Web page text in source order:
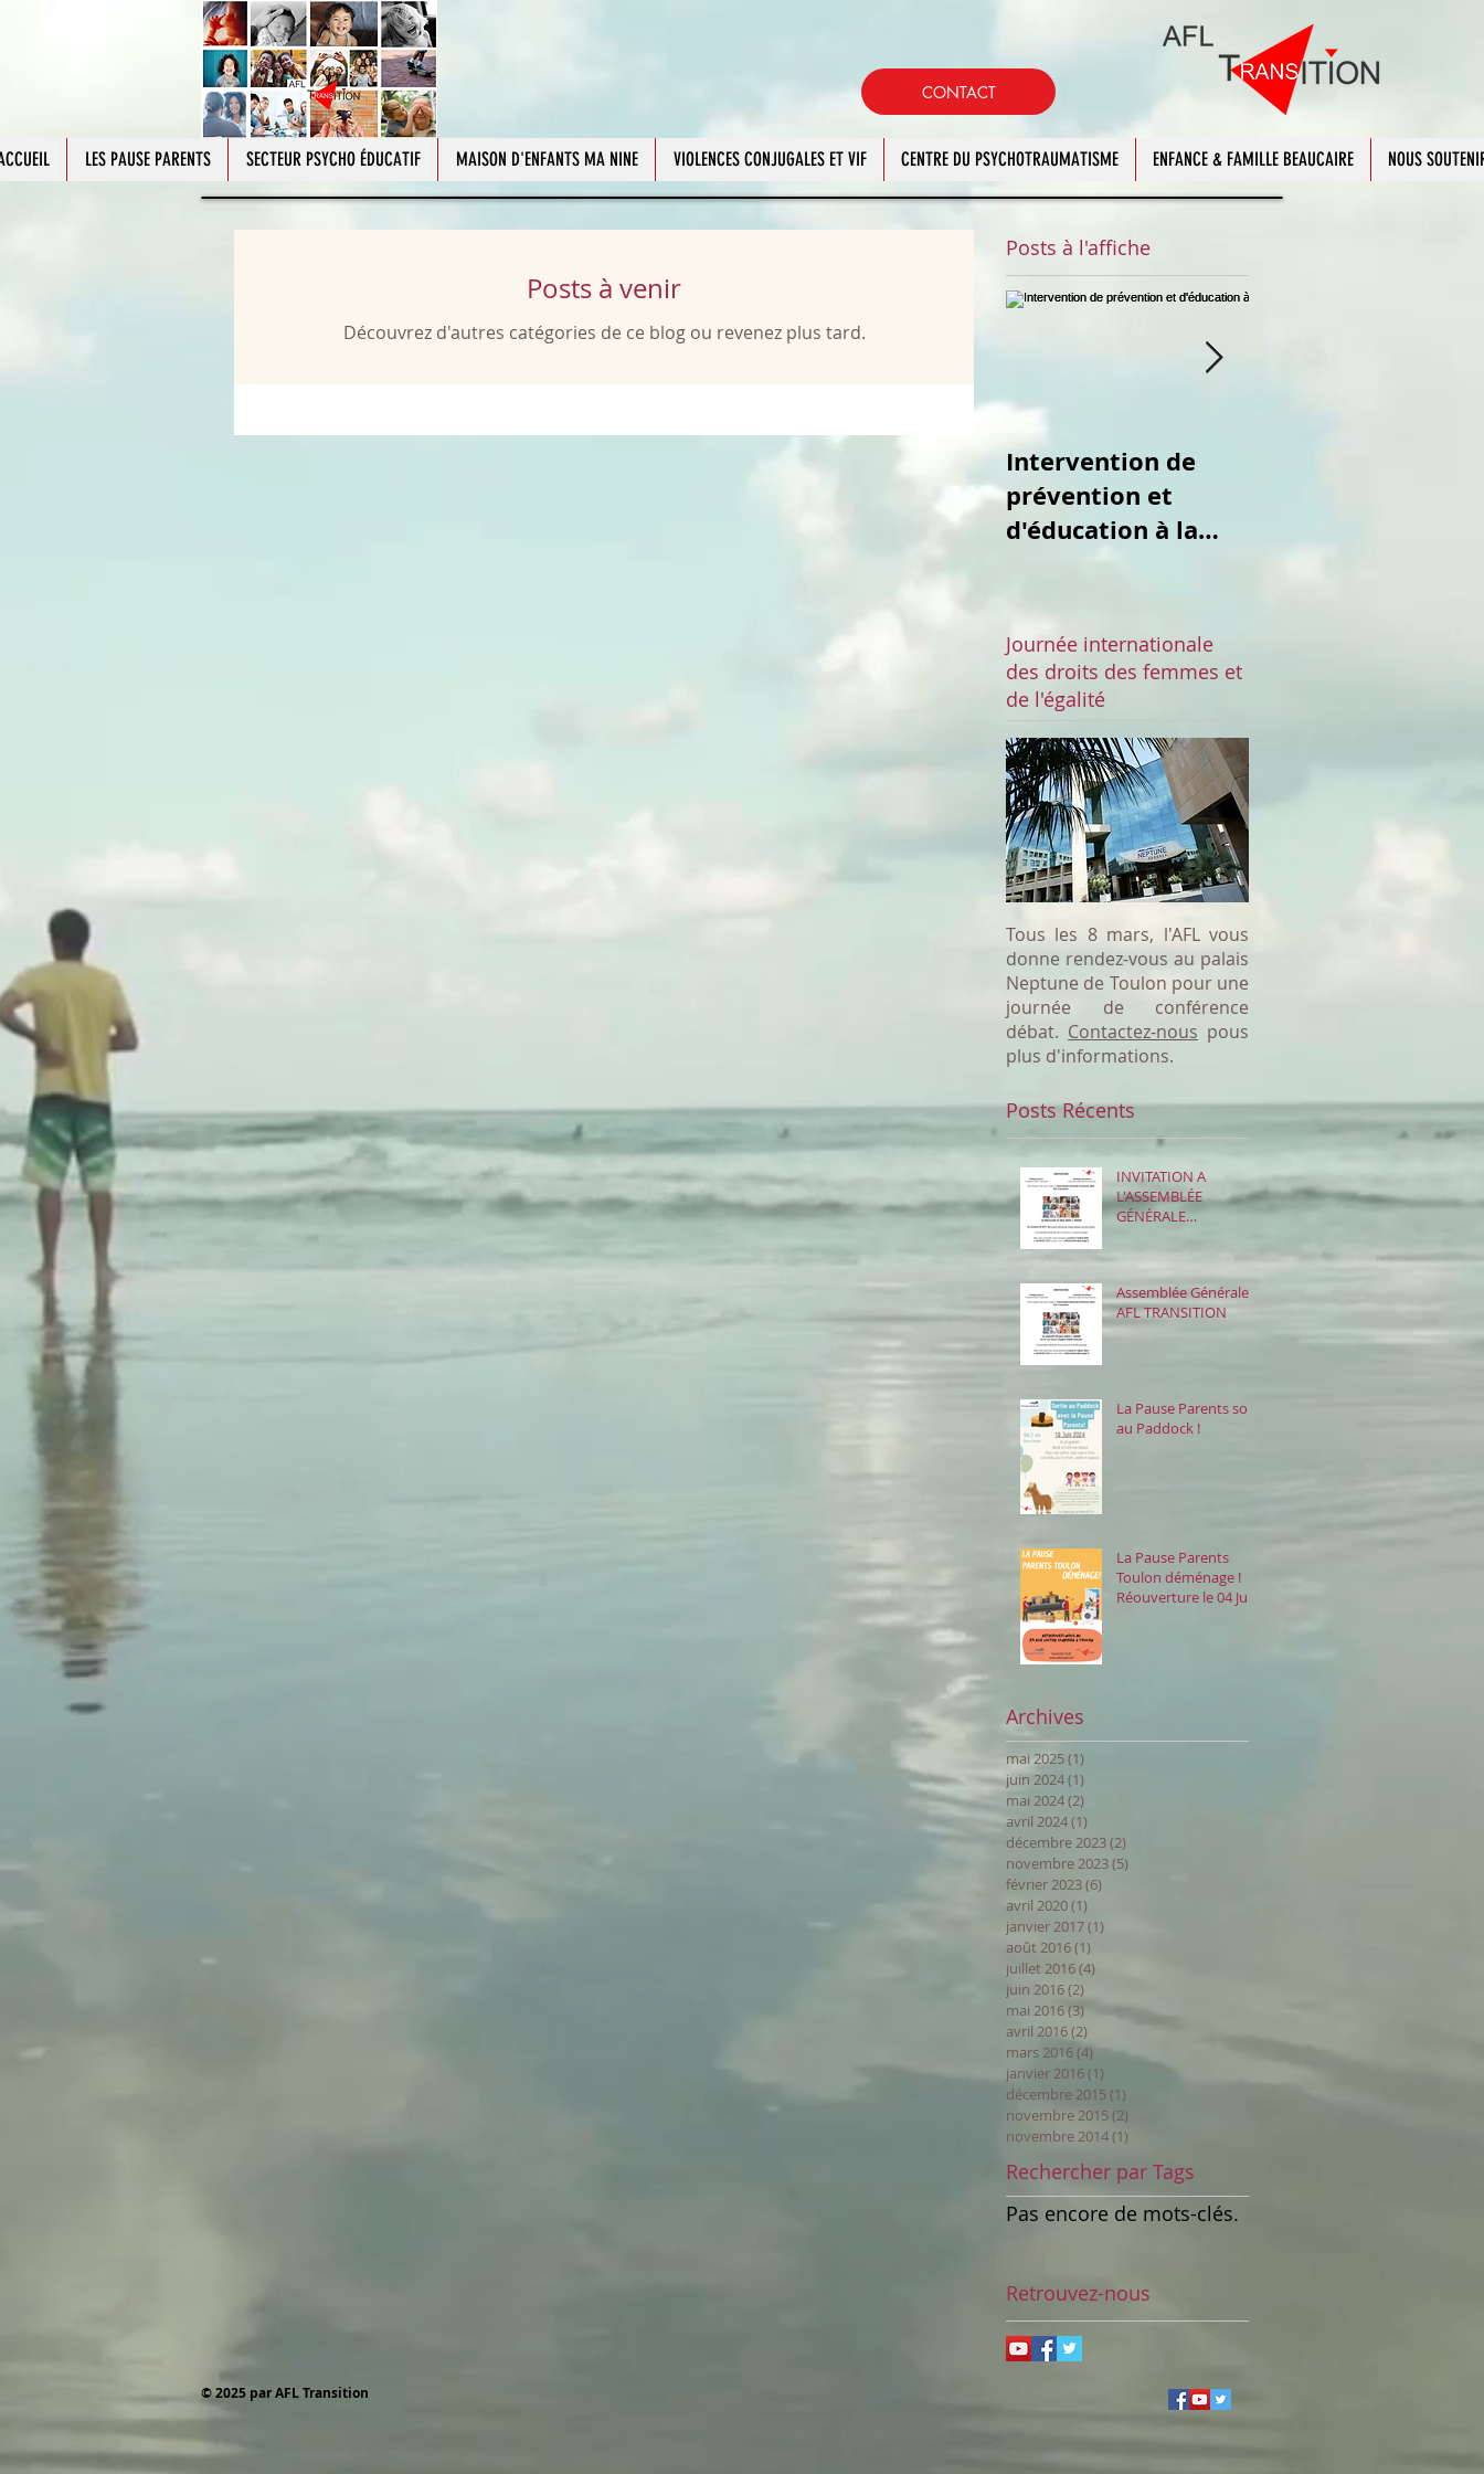
CONTACT
LES PAUSE PARENTS SECTEUR PSYCHO ÉDUCATIF MAISON D'ENFANTS MA NINE VIOLENCES CONJUGALES ET VIF CENTRE DU PSYCHOTRAUMATISME ENFANCE & FAMILLE BEAUCAIRE NOUS
Posts à venir
Découvrez d'autres catégories de ce blog ou revenez plus tard.
Posts à l'affiche
Intervention de
prévention et
d'éducation à la
Journée internationale
des droits des femmes et
de l'égalité
Tous les 8 mars, l'AFL vous
donne rendez-vous au palais
Neptune de Toulon pour une
journée de conférence
débat. Contactez-nous pous
plus d'informations.
Posts Récents
INVITATION A
L'ASSEMBLÉE
GÉNÉRALE
Assemblée Générale -
AFL TRANSITION
La Pause Parents sort
au Paddock !
La Pause Parents
Toulon déménage !
Réouverture le 04 Juin
Archives
mai 2025(1)
juin 2024(1)
mai 2024(2)
avril 2024(1)
décembre 2023(2)
novembre 2023(5)
février 2023(6)
avril 2020(1)
janvier 2017(1)
août 2016(1)
juillet 2016(4)
juin 2016(2)
mai 2016(3) 3 posts
avril 2016(2)
mars 2016(4) 4 posts
janvier 2016 (1)
décembre 2015(1)
novembre 2015 (2)
novembre 2014(1)
Rechercher par Tags
Pas encore de mots-clés.
Retrouvez-nous
© 2025 par AFL Transition